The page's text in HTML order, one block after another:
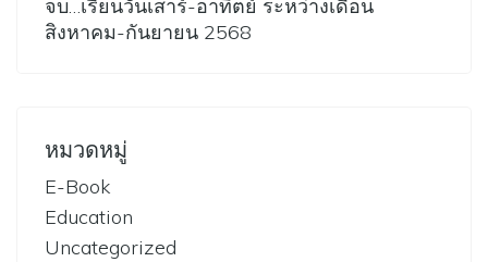
จบ…เรียนวันเสาร์-อาทิตย์ ระหว่างเดือน
สิงหาคม-กันยายน 2568
หมวดหมู่
E-Book
Education
Uncategorized